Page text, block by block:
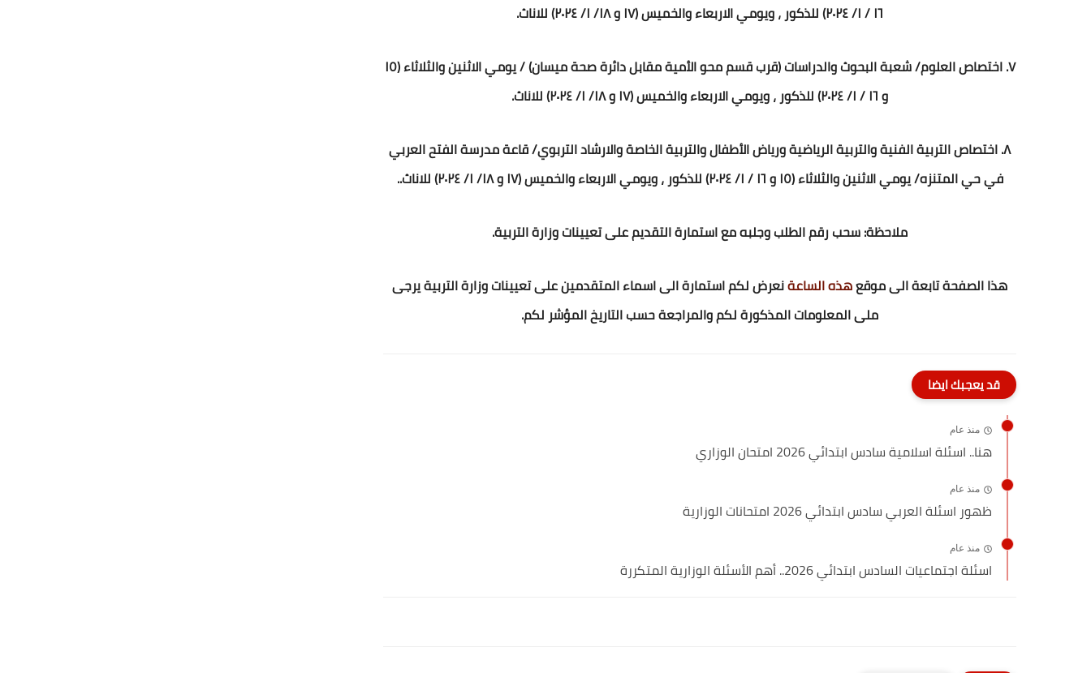
١٦ / ١/ ٢٠٢٤) للذكور ، ويومي الاربعاء والخميس (١٧ و ١٨/ ١/ ٢٠٢٤) للاناث.
٧. اختصاص العلوم/ شعبة البحوث والدراسات (قرب قسم محو الأمية مقابل دائرة صحة ميسان) / يومي الاثنين والثلاثاء (١٥
و ١٦ / ١/ ٢٠٢٤) للذكور ، ويومي الاربعاء والخميس (١٧ و ١٨/ ١/ ٢٠٢٤) للاناث.
٨. اختصاص التربية الفنية والتربية الرياضية ورياض الأطفال والتربية الخاصة والارشاد التربوي/ قاعة مدرسة الفتح العربي
في حي المتنزه/ يومي الاثنين والثلاثاء (١٥ و ١٦ / ١/ ٢٠٢٤) للذكور ، ويومي الاربعاء والخميس (١٧ و ١٨/ ١/ ٢٠٢٤) للاناث..
ملاحظة: سحب رقم الطلب وجلبه مع استمارة التقديم على تعيينات وزارة التربية.
هذا الصفحة تابعة الى موقعهذه الساعةنعرض لكم استمارة الى اسماء المتقدمين على تعيينات وزارة التربية يرجى
ملى المعلومات المذكورة لكم والمراجعة حسب التاريخ المؤشر لكم.
قد يعجبك ايضا
منذ عام
هنا.. اسئلة اسلامية سادس ابتدائي 2026 امتحان الوزاري
منذ عام
ظهور اسئلة العربي سادس ابتدائي 2026 امتحانات الوزارية
منذ عام
اسئلة اجتماعيات السادس ابتدائي 2026.. أهم الأسئلة الوزارية المتكررة